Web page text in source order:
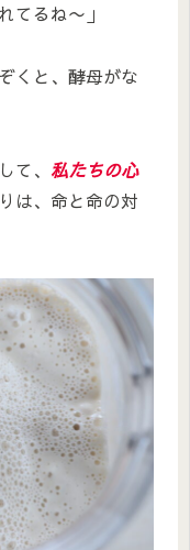
てるね〜」
くと、酵母がな
て、 私たちの心
は、命と命の対